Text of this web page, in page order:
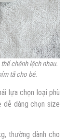
chênh lệch nhau.
tã cho bé.
lựa chọn loại phù
dễ dàng chọn size
thường dành cho